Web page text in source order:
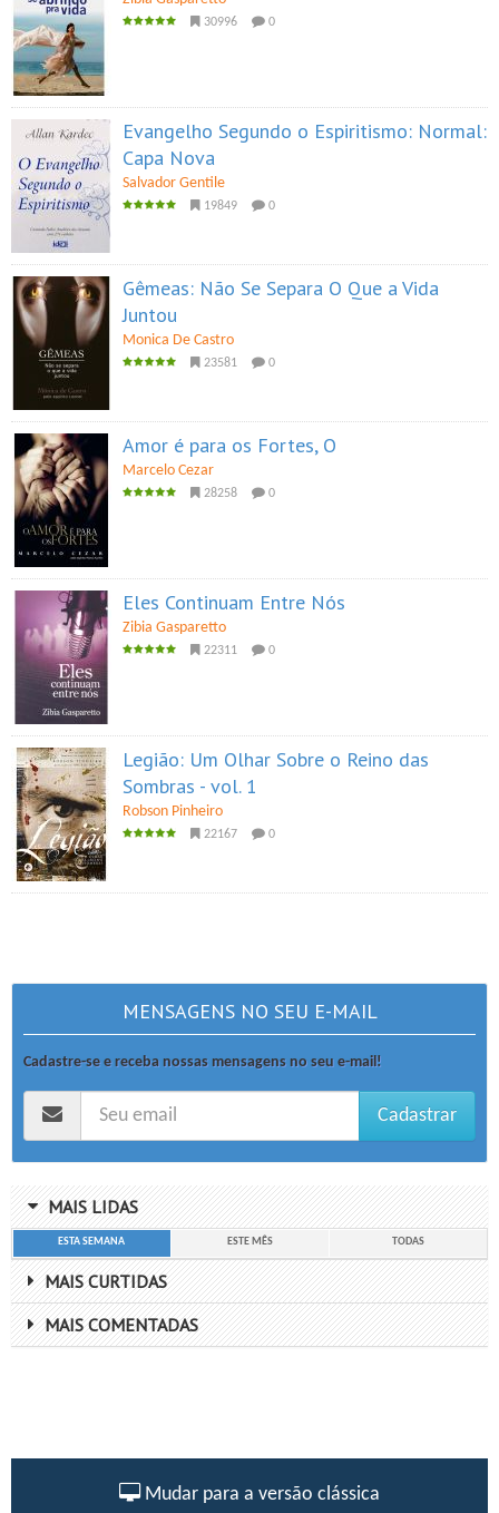
30996 0
Evangelho Segundo o Espiritismo: Normal:
Capa Nova
Salvador Gentile
19849 0
Gêmeas: Não Se Separa O Que a Vida
Juntou
Monica De Castro
23581 0
Amor é para os Fortes, O
Marcelo Cezar
28258 0
Eles Continuam Entre Nós
Zibia Gasparetto
22311 0
Legião: Um Olhar Sobre o Reino das
Sombras - vol. 1
Robson Pinheiro
22167 0
MENSAGENS NO SEU E-MAIL
Cadastre-se e receba nossas mensagens no seu e-mail!
Cadastrar
MAIS LIDAS
ESTA SEMANA ESTE MÊS TODAS
MAIS CURTIDAS
MAIS COMENTADAS
Mudar para a versão clássica